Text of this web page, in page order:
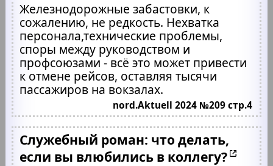
Железнодорожные забастовки, к
сожалению, не редкость. Нехватка
персонала,технические проблемы,
споры между руководством и
профсоюзами - всё это может привести
к отмене рейсов, оставляя тысячи
пассажиров на вокзалах.
nord.Aktuell 2024 №209 стр.4
Служебный роман: что делать,
если вы влюбились в коллегу?